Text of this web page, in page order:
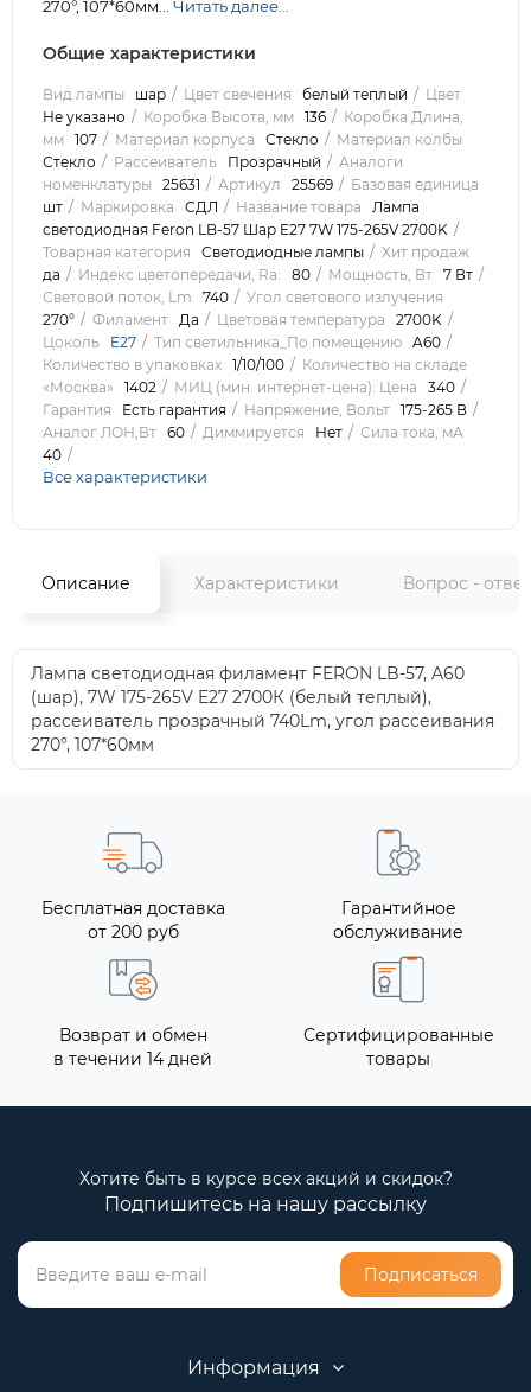
270°, 107*60мм... Читать далее...
Общие характеристики
Вид лампы шар Цвет свечения белый теплый
Цвет
Не указано
Коробка Высота, мм 136
Коробка Длина,
мм 107 Материал корпуса Стекло
Материал колбы
Стекло
Рассеиватель Прозрачный
Аналоги
номенклатуры
25631 Артикул 25569
Базовая единица
шт
Маркировка СДЛ Название товара
Лампа
светодиодная Feron LB-57 Шар E27 7W 175-265V 2700K
Товарная категория
Светодиодные лампы
Хит продаж
да
Индекс цветопередачи, Ra: 80 Мощность, Вт 7 Вт
Световой поток, Lm
740
Угол светового излучения
270°
Филамент Да Цветовая температура
2700K
Цоколь
E27 Тип светильника_По помещению A60
Количество в упаковках 1/10/100
Количество на складе
«Москва»
1402 МИЦ (мин. интернет-цена): Цена
340
Гарантия
Есть гарантия Напряжение, Вольт 175-265 В
Аналог ЛОН,Вт 60 Диммируется Нет
Сила тока, мА
40
Все характеристики
Описание Характеристики Вопрос -
Лампа светодиодная филамент FERON LB-57, A60
(шар), 7W 175-265V E27 2700К (белый теплый),
рассеиватель прозрачный 740Lm, угол рассеивания
270°, 107*60мм
Бесплатная доставка
от 200 руб
Гарантийное
обслуживание
Возврат и обмен
в течении 14 дней
Сертифицированные
товары
Хотите быть в курсе всех акций и скидок?
Подпишитесь на нашу рассылку
Подписаться
Информация